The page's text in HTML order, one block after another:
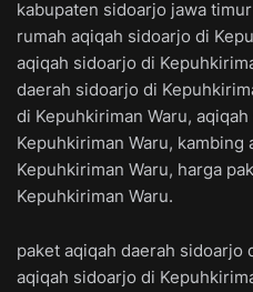
kabupaten sidoarjo jawa
rumah aqiqah sidoarjo di
aqiqah sidoarjo di
daerah sidoarjo di
di Kepuhkiriman Waru,
Kepuhkiriman Waru, kambing
Kepuhkiriman Waru, harga
Kepuhkiriman Waru.
paket aqiqah daerah sidoarjo
aqiqah sidoarjo di